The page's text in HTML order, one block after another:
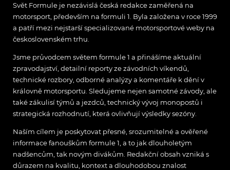
Svět Formule je nezávislá česká redakce zaměřená na
motorsport, především na formuli 1. Byla založena v roce 1999
a patří mezi nejstarší specializované motorsportové weby na
československém trhu.
Jsme průvodcem světem formule 1 a přinášíme aktuální
zpravodajství, detailní reporty ze závodních víkendů,
technické rozbory, odborné analýzy a komentáře k dění v
královně motorsportu. Sledujeme nejen samotné závody, ale
také zákulisí týmů a jezdců, technický vývoj monopostů i
strategická rozhodnutí, která ovlivňují výsledky sezóny.
Naším cílem je poskytovat přesné, srozumitelné a ověřené
informace fanouškům formule 1, a to jak dlouholetým
nadšencům, tak novým divákům. Redakční obsah vzniká s
důrazem na kvalitu, kontext a dlouhodobou znalost